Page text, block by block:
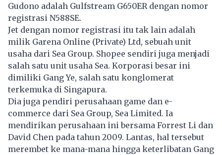
Gudono adalah Gulfstream G650ER dengan nomor
registrasi N588SE.
Jet dengan nomor registrasi itu tak lain adalah
milik Garena Online (Private) Ltd, sebuah unit
usaha dari Sea Group. Shopee sendiri juga menjadi
salah satu unit usaha Sea. Korporasi besar ini
dimiliki Gang Ye, salah satu konglomerat
terkemuka di Singapura.
Dia juga pendiri perusahaan game dan e-
commerce dari Sea Group, Sea Limited. Ia
mendirikan perusahaan ini bersama Forrest Li dan
David Chen pada tahun 2009. Lantas, hal tersebut
merembet ke mana-mana hingga keterlibatan Gang